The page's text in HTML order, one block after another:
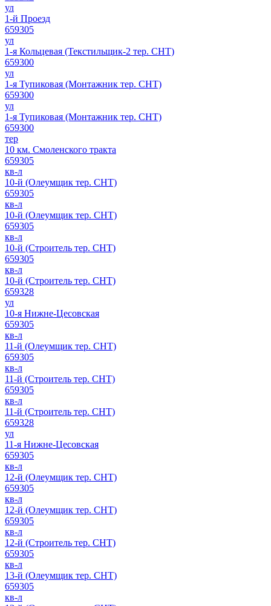
ул
1-й Проезд
659305
ул
1-я Кольцевая (Текстильщик-2 тер. СНТ)
659300
ул
1-я Тупиковая (Монтажник тер. СНТ)
659300
ул
1-я Тупиковая (Монтажник тер. СНТ)
659300
тер
10 км. Смоленского тракта
659305
кв-л
10-й (Олеумщик тер. СНТ)
659305
кв-л
10-й (Олеумщик тер. СНТ)
659305
кв-л
10-й (Строитель тер. СНТ)
659305
кв-л
10-й (Строитель тер. СНТ)
659328
ул
10-я Нижне-Цесовская
659305
кв-л
11-й (Олеумщик тер. СНТ)
659305
кв-л
11-й (Строитель тер. СНТ)
659305
кв-л
11-й (Строитель тер. СНТ)
659328
ул
11-я Нижне-Цесовская
659305
кв-л
12-й (Олеумщик тер. СНТ)
659305
кв-л
12-й (Олеумщик тер. СНТ)
659305
кв-л
12-й (Строитель тер. СНТ)
659305
кв-л
13-й (Олеумщик тер. СНТ)
659305
кв-л